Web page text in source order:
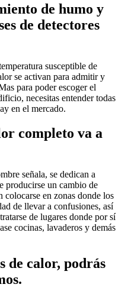
de humo y
de detectores
susceptible de
se activan para admitir y
para poder escoger el
necesitas entender todas
en el mercado.
completo va a
señala, se dedican a
producirse un cambio de
colocarse en zonas donde los
de llevar a confusiones, así
de lugares donde por sí
cocinas, lavaderos y demás
de calor, podrás